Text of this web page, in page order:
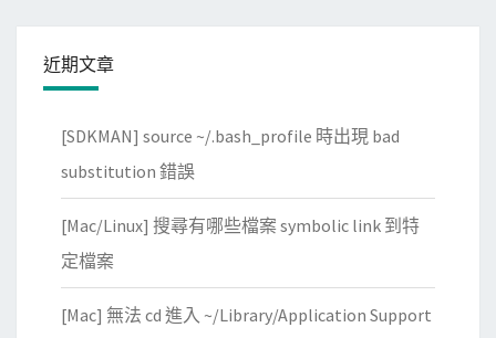
近期文章
[SDKMAN] source ~/.bash_profile 時出現 bad
substitution 錯誤
[Mac/Linux] 搜尋有哪些檔案 symbolic link 到特
定檔案
[Mac] 無法 cd 進入 ~/Library/Application Support